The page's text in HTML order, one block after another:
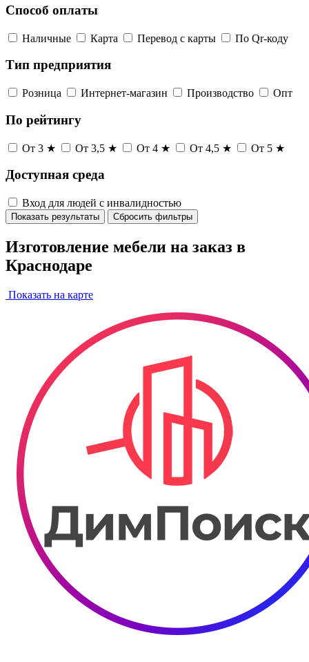
Способ оплаты
Наличные Карта Перевод с карты По Qr-коду
Тип предприятия
Розница Интернет-магазин Производство Опт
По рейтингу
От 3 ★ От 3,5 ★ От 4 ★ От 4,5 ★ От 5 ★
Доступная среда
Вход для людей с инвалидностью
Показать результаты Сбросить фильтры
Изготовление мебели на заказ в
Краснодаре
Показать на карте